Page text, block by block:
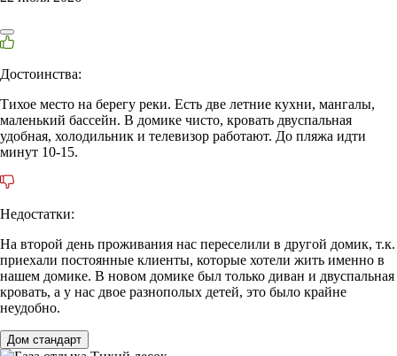
Достоинства:
Тихое место на берегу реки. Есть две летние кухни, мангалы,
маленький бассейн. В домике чисто, кровать двуспальная
удобная, холодильник и телевизор работают. До пляжа идти
минут 10-15.
Недостатки:
На второй день проживания нас переселили в другой домик, т.к.
приехали постоянные клиенты, которые хотели жить именно в
нашем домике. В новом домике был только диван и двуспальная
кровать, а у нас двое разнополых детей, это было крайне
неудобно.
Дом стандарт